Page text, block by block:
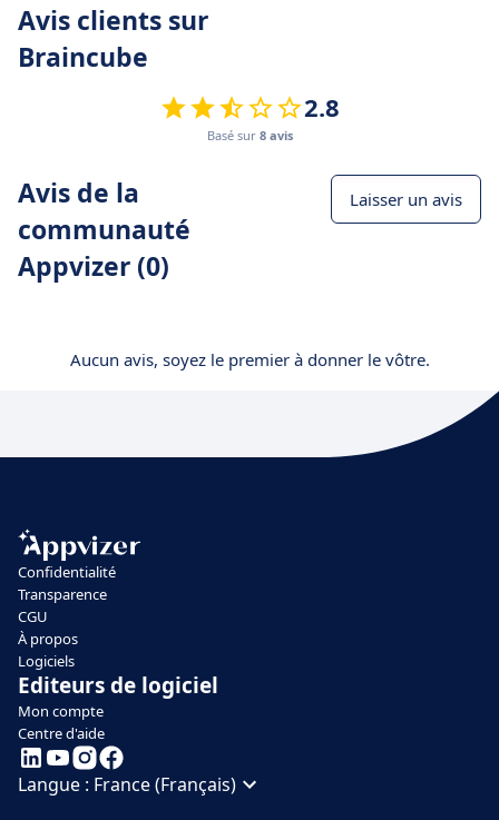
Avis clients sur
Braincube
2.8
Basé sur 8 avis
Avis de la
communauté
Appvizer (0)
Laisser un avis
Aucun avis, soyez le premier à donner le vôtre.
Confidentialité
Transparence
CGU
À propos
Logiciels
Editeurs de logiciel
Mon compte
Centre d'aide
Langue : France (Français)